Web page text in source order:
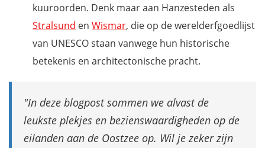
kuuroorden. Denk maar aan Hanzesteden als
Stralsund en Wismar, die op de werelderfgoedlijst
van UNESCO staan vanwege hun historische
betekenis en architectonische pracht.
In deze blogpost sommen we alvast de
leukste plekjes en bezienswaardigheden op de
eilanden aan de Oostzee op. Wil je zeker zijn